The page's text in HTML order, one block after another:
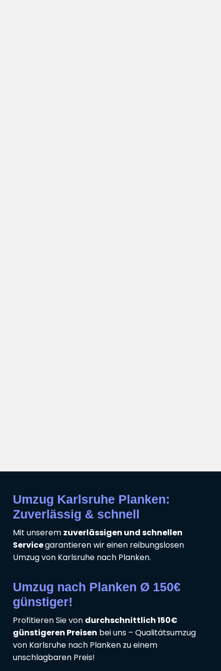
Umzug Karlsruhe Planken:
Zuverlässig & schnell
Mit unserem zuverlässigen und schnellen
Servicegarantieren wir einen reibungslosen
Umzug von Karlsruhe nach Planken.
Umzug nach Planken Ø 150€
günstiger!
Profitieren Sie von durchschnittlich 150€
günstigeren Preisen bei uns – Qualitätsumzug
von Karlsruhe nach Planken zu einem
unschlagbaren Preis!